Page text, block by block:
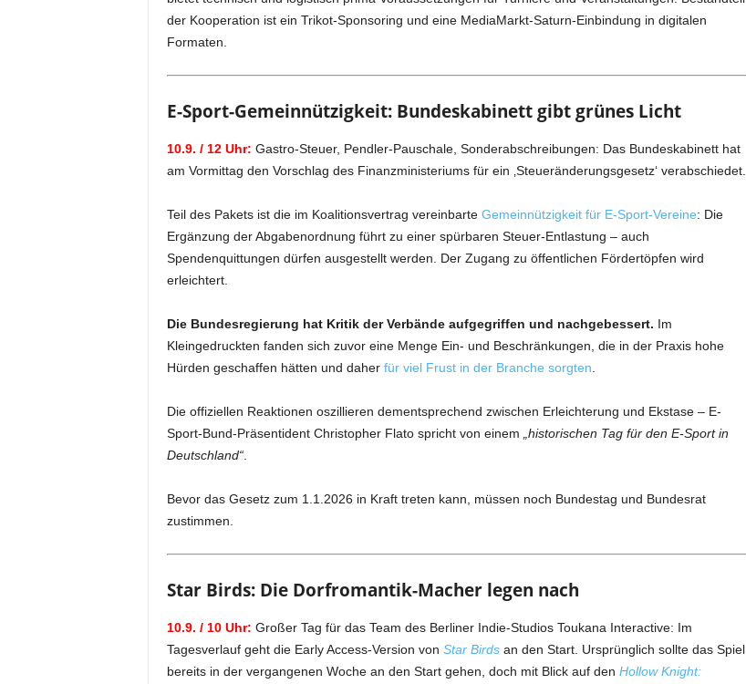
der Kooperation ist ein Trikot-Sponsoring und eine MediaMarkt-Saturn-Einbindung in digitalen
Formaten.
E-Sport-Gemeinnützigkeit: Bundeskabinett gibt grünes Licht
10.9. / 12 Uhr: Gastro-Steuer, Pendler-Pauschale, Sonderabschreibungen: Das Bundeskabinett hat
am Vormittag den Vorschlag des Finanzministeriums für ein ‚Steueränderungsgesetz‘ verabschiedet.
Teil des Pakets ist die im Koalitionsvertrag vereinbarte Gemeinnützigkeit für E-Sport-Vereine: Die
Ergänzung der Abgabenordnung führt zu einer spürbaren Steuer-Entlastung – auch
Spendenquittungen dürfen ausgestellt werden. Der Zugang zu öffentlichen Fördertöpfen wird
erleichtert.
Die Bundesregierung hat Kritik der Verbände aufgegriffen und nachgebessert. Im
Kleingedruckten fanden sich zuvor eine Menge Ein- und Beschränkungen, die in der Praxis hohe
Hürden geschaffen hätten und daher für viel Frust in der Branche sorgten
Die offiziellen Reaktionen oszillieren dementsprechend zwischen Erleichterung und Ekstase – E-
Sport-Bund-Präsentident Christopher Flato spricht von einem
„historischen Tag für den E-Sport in
Deutschland“.
Bevor das Gesetz zum 1.1.2026 in Kraft treten kann, müssen noch Bundestag und Bundesrat
zustimmen.
Star Birds: Die Dorfromantik-Macher legen nach
10.9. / 10 Uhr: Großer Tag für das Team des Berliner Indie-Studios Toukana Interactive: Im
Tagesverlauf geht die Early Access-Version von Star Birdsan den Start. Ursprünglich sollte das Spiel
bereits in der vergangenen Woche an den Start gehen, doch mit Blick auf den Hollow Knight: